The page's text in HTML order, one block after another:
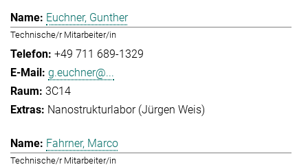
Euchner, Gunther
Technische/r Mitarbeiter/in
+49 711 689-1329
g.euchner@...
3C14
Nanostrukturlabor (Jürgen Weis)
Fahrner, Marco
Technische/r Mitarbeiter/in